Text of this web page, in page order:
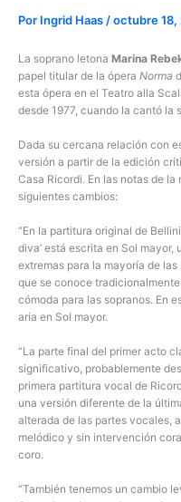
Por Ingrid Haas /octubre 18,
La soprano letona Marina
papel titular de la ópera Norma
esta ópera en el Teatro alla
desde 1977, cuando la cantó la
Dada su cercana relación con
versión a partir de la edición
Casa Ricordi. En las notas de
siguientes cambios:
“En la partitura original de
diva’ está escrita en Sol
extremas para la mayoría de
que se conoce
cómoda para las sopranos. En
aria en Sol mayor.
“La parte final del primer acto
significativo, probablemente
primera partitura vocal de
una versión diferente de la
alterada de las partes vocales,
melódico y sin intervención
coro.
“También tenemos un cambio